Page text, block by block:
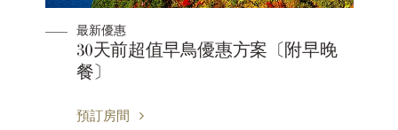
最新優惠
30天前超值早鳥優惠方案〔附早晚
餐〕
預訂房間